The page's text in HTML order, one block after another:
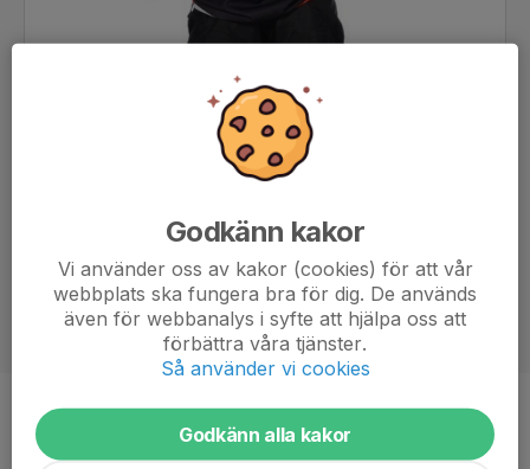
Position
Ålder
7 år
Godkänn kakor
Vi använder oss av kakor (cookies) för att vår
webbplats ska fungera bra för dig. De används
även för webbanalys i syfte att hjälpa oss att
förbättra våra tjänster.
Så använder vi cookies
Godkänn alla kakor